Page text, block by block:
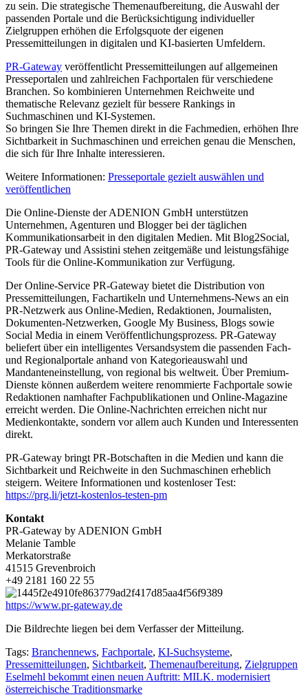
zu sein. Die strategische Themenaufbereitung, die Auswahl der
passenden Portale und die Berücksichtigung individueller
Zielgruppen erhöhen die Erfolgsquote der eigenen
Pressemitteilungen in digitalen und KI-basierten Umfeldern.
PR-Gateway veröffentlicht Pressemitteilungen auf allgemeinen
Presseportalen und zahlreichen Fachportalen für verschiedene
Branchen. So kombinieren Unternehmen Reichweite und
thematische Relevanz gezielt für bessere Rankings in
Suchmaschinen und KI-Systemen.
So bringen Sie Ihre Themen direkt in die Fachmedien, erhöhen Ihre
Sichtbarkeit in Suchmaschinen und erreichen genau die Menschen,
die sich für Ihre Inhalte interessieren.
Weitere Informationen: Presseportale gezielt auswählen und
veröffentlichen
Die Online-Dienste der ADENION GmbH unterstützen
Unternehmen, Agenturen und Blogger bei der täglichen
Kommunikationsarbeit in den digitalen Medien. Mit Blog2Social,
PR-Gateway und Assistini stehen zeitgemäße und leistungsfähige
Tools für die Online-Kommunikation zur Verfügung.
Der Online-Service PR-Gateway bietet die Distribution von
Pressemitteilungen, Fachartikeln und Unternehmens-News an ein
PR-Netzwerk aus Online-Medien, Redaktionen, Journalisten,
Dokumenten-Netzwerken, Google My Business, Blogs sowie
Social Media in einem Veröffentlichungsprozess. PR-Gateway
beliefert über ein intelligentes Versandsystem die passenden Fach-
und Regionalportale anhand von Kategorieauswahl und
Mandanteneinstellung, von regional bis weltweit. Über Premium-
Dienste können außerdem weitere renommierte Fachportale sowie
Redaktionen namhafter Fachpublikationen und Online-Magazine
erreicht werden. Die Online-Nachrichten erreichen nicht nur
Medienkontakte, sondern vor allem auch Kunden und Interessenten
direkt.
PR-Gateway bringt PR-Botschaften in die Medien und kann die
Sichtbarkeit und Reichweite in den Suchmaschinen erheblich
steigern. Weitere Informationen und kostenloser Test:
https://prg.li/jetzt-kostenlos-testen-pm
Kontakt
PR-Gateway by ADENION GmbH
Melanie Tamble
Merkatorstraße
41515 Grevenbroich
+49 2181 160 22 55
https://www.pr-gateway.de
Die Bildrechte liegen bei dem Verfasser der Mitteilung.
Tags: Branchennews, Fachportale, KI-Suchsysteme,
Pressemitteilungen, Sichtbarkeit, Themenaufbereitung, Zielgruppen
Beitragsnavigation
Eselmehl bekommt einen neuen Auftritt: MILK. modernisiert
österreichische Traditionsmarke